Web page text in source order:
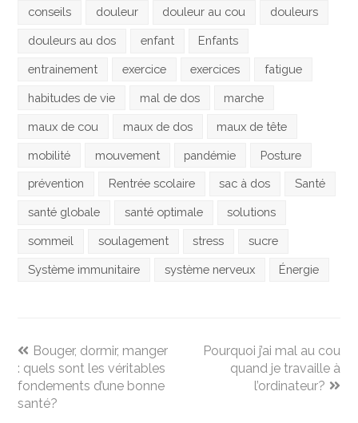
conseils douleur douleur au cou douleurs
douleurs au dos enfant Enfants
entrainement exercice exercices fatigue
habitudes de vie mal de dos marche
maux de cou maux de dos maux de tête
mobilité mouvement pandémie Posture
prévention Rentrée scolaire sac à dos Santé
santé globale santé optimale solutions
sommeil soulagement stress sucre
Système immunitaire système nerveux Énergie
previous
post:
Bouger, dormir, manger
: quels sont les véritables
fondements d’une bonne
santé?
next
post:
Pourquoi j’ai mal au cou
quand je travaille à
l’ordinateur?